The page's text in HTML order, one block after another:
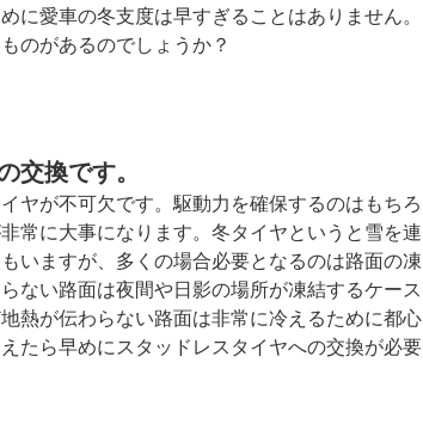
に愛車の冬支度は早すぎることはありません。
のがあるのでしょうか？
交換です。
ヤが不可欠です。駆動力を確保するのはもちろ
常に大事になります。冬タイヤというと雪を連
いますが、多くの場合必要となるのは路面の凍
ない路面は夜間や日影の場所が凍結するケース
熱が伝わらない路面は非常に冷えるために都心
たら早めにスタッドレスタイヤへの交換が必要